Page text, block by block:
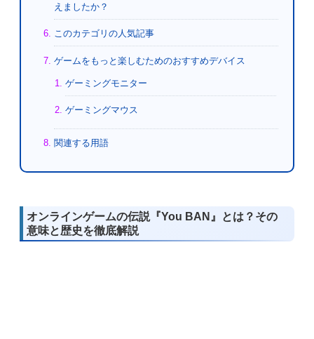
えましたか？
このカテゴリの人気記事
ゲームをもっと楽しむためのおすすめデバイス
ゲーミングモニター
ゲーミングマウス
関連する用語
オンラインゲームの伝説『You BAN』とは？その
意味と歴史を徹底解説